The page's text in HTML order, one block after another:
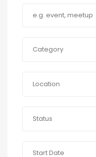
Category
Location
Status